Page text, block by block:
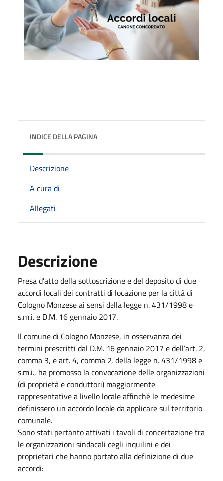
INDICE DELLA PAGINA
Descrizione
A cura di
Allegati
Descrizione
Presa d'atto della sottoscrizione e del deposito di due
accordi locali dei contratti di locazione per la città di
Cologno Monzese ai sensi della legge n. 431/1998 e
s.m.i. e D.M. 16 gennaio 2017.
Il comune di Cologno Monzese, in osservanza dei
termini prescritti dal D.M. 16 gennaio 2017 e dell’art. 2,
comma 3, e art. 4, comma 2, della legge n. 431/1998 e
s.m.i., ha promosso la convocazione delle organizzazioni
(di proprietà e conduttori) maggiormente
rappresentative a livello locale affinché le medesime
definissero un accordo locale da applicare sul territorio
comunale.
Sono stati pertanto attivati i tavoli di concertazione tra
le organizzazioni sindacali degli inquilini e dei
proprietari che hanno portato alla definizione di due
accordi: